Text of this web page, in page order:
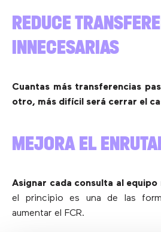
REDUCE
INNECESARIAS
Cuantas más transferencias
otro, más difícil será cerrar el
MEJORA EL
Asignar cada consulta al equipo
el principio es una de las
aumentar el FCR.